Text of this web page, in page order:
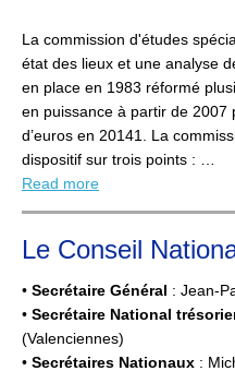
La commission d'études
état des lieux et une analyse
en place en 1983 réformé
en puissance à partir de 2007
d’euros en 20141. La
dispositif sur trois points : …
Read more
Le Conseil
• Secrétaire Général : Jean-
• Secrétaire National
(Valenciennes)
• Secrétaires Nationaux :